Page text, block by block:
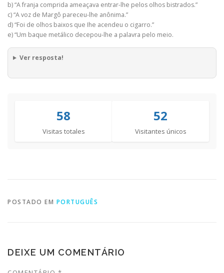
b) “A franja comprida ameaçava entrar-lhe pelos olhos bistrados.”
c) “A voz de Margô pareceu-lhe anônima.”
d) “Foi de olhos baixos que Ihe acendeu o cigarro.”
e) “Um baque metálico decepou-lhe a palavra pelo meio.
Ver resposta!
58
Visitas totales
52
Visitantes únicos
POSTADO EM PORTUGUÊS
DEIXE UM COMENTÁRIO